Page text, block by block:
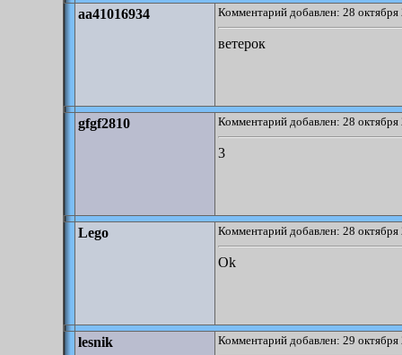
aa41016934 Комментарий добавлен: 28
ветерок
gfgf2810 Комментарий добавлен: 28
3
Lego Комментарий добавлен: 28
Ok
lesnik Комментарий добавлен: 29